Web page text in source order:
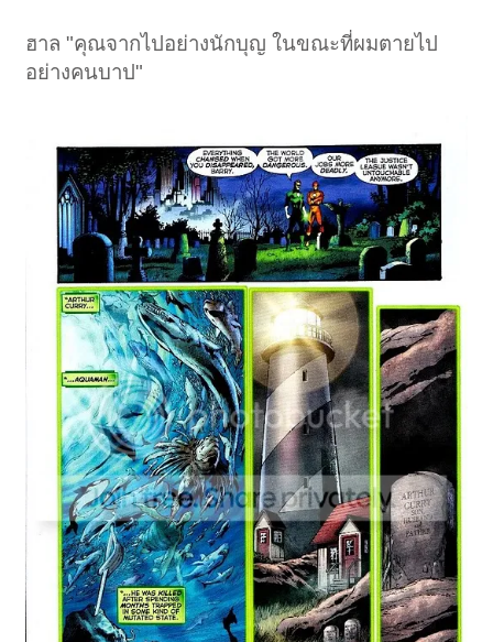
ฮาล "คุณจากไปอย่างนักบุญ ในขณะที่ผมตายไป
อย่างคนบาป"